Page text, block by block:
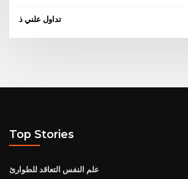
تداول علني ذ
Top Stories
علم النفس التعاقد للطوارئ